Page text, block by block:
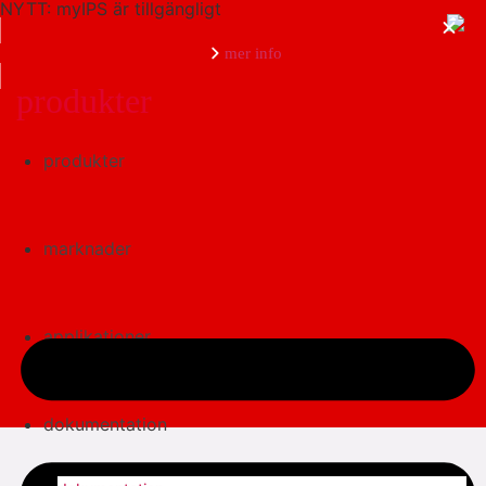
NYTT: myIPS är tillgängligt
mer info
produkter
marknader
applikationer
dokumentation
produkter